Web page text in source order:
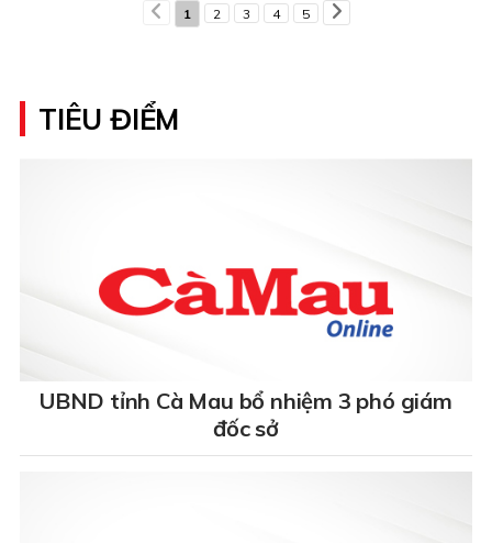
1 2 3 4 5
TIÊU ĐIỂM
UBND tỉnh Cà Mau bổ nhiệm 3 phó giám
đốc sở